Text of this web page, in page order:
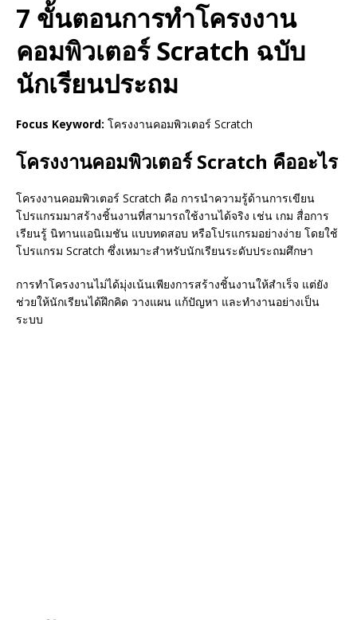
7 ขั้นตอนการทำโครงงาน
คอมพิวเตอร์ Scratch ฉบับ
นักเรียนประถม
Focus Keyword: โครงงานคอมพิวเตอร์ Scratch
โครงงานคอมพิวเตอร์ Scratch คืออะไร
โครงงานคอมพิวเตอร์ Scratch คือ การนำความรู้ด้านการเขียน
โปรแกรมมาสร้างชิ้นงานที่สามารถใช้งานได้จริง เช่น เกม สื่อการ
เรียนรู้ นิทานแอนิเมชัน แบบทดสอบ หรือโปรแกรมอย่างง่าย โดยใช้
โปรแกรม Scratch ซึ่งเหมาะสำหรับนักเรียนระดับประถมศึกษา
การทำโครงงานไม่ได้มุ่งเน้นเพียงการสร้างชิ้นงานให้สำเร็จ แต่ยัง
ช่วยให้นักเรียนได้ฝึกคิด วางแผน แก้ปัญหา และทำงานอย่างเป็น
ระบบ